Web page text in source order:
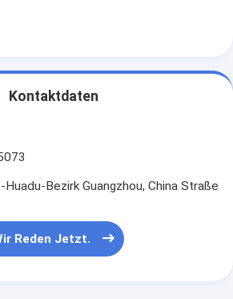
Kontaktdaten
Bezirk Guangzhou, China Straße
Reden Jetzt.